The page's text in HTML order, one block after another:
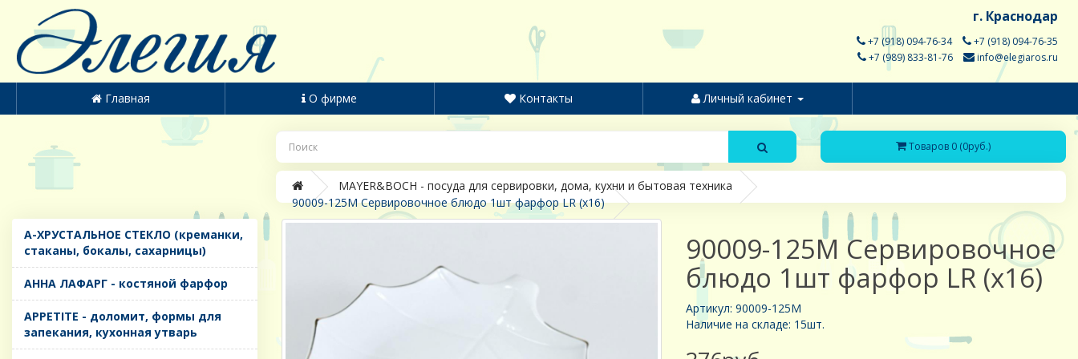
г. Краснодар
+7 (918) 094-76-34
+7 (918) 094-76-35
+7 (989) 833-81-76
info@elegiaros.ru
Главная О фирме Контакты Личный кабинет
Товаров 0 (0руб.)
MAYER&BOCH - посуда для сервировки, дома, кухни и бытовая техника
90009-125M Сервировочное блюдо 1шт фарфор LR (х16)
A-ХРУСТАЛЬНОЕ СТЕКЛО (креманки,
стаканы, бокалы, сахарницы)
AHHA ЛАФАРГ - костяной фарфор
APPETITE - доломит, формы для
запекания, кухонная утварь
90009-125M Сервировочное
блюдо 1шт фарфор LR (х16)
Артикул: 90009-125M
Наличие на складе: 15шт.